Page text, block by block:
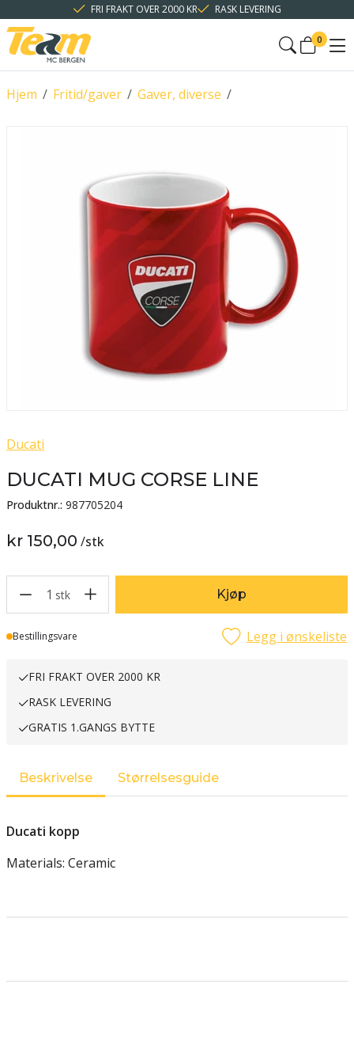
FRI FRAKT OVER 2000 KR RASK LEVERING
0
/
Hjem /
Fritid/gaver /
Gaver, diverse
Ducati
DUCATI MUG CORSE LINE
Produktnr.: 987705204
kr 150,00 /stk
1 stk Kjøp
Lager
Bestillingsvare Legg i ønskeliste
FRI FRAKT OVER 2000 KR
RASK LEVERING
GRATIS 1.GANGS BYTTE
Beskrivelse Størrelsesguide
Ducati kopp
Materials: Ceramic